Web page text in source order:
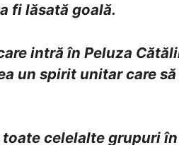
fi lăsată goală.
intră în Peluza
un spirit unitar care
celelalte grupuri